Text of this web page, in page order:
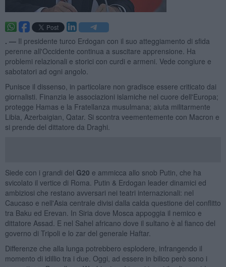
. — Il presidente turco Erdogan con il suo atteggiamento di sfida
perenne all'Occidente continua a suscitare apprensione. Ha
problemi relazionali e storici con curdi e armeni. Vede congiure e
sabotatori ad ogni angolo.
Punisce il dissenso, in particolare non gradisce essere criticato dai
giornalisti. Finanzia le associazioni islamiche nel cuore dell'Europa;
protegge Hamas e la Fratellanza musulmana; aiuta militarmente
Libia, Azerbaigian, Qatar. Si scontra veementemente con Macron e
si prende del dittatore da Draghi.
Siede con i grandi del G20 e ammicca allo snob Putin, che ha
svicolato il vertice di Roma. Putin & Erdogan leader dinamici ed
ambiziosi che restano avversari nei teatri internazionali: nel
Caucaso e nell'Asia centrale divisi dalla calda questione del conflitto
tra Baku ed Erevan. In Siria dove Mosca appoggia il nemico e
dittatore Assad. E nel Sahel africano dove il sultano è al fianco del
governo di Tripoli e lo zar del generale Haftar.
Differenze che alla lunga potrebbero esplodere, infrangendo il
momento di idillio tra i due. Oggi, ad essere in bilico però sono i